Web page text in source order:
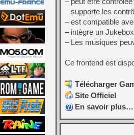
– supporte les
– est compatible
– intègre un
– Les musiques
Ce frontend est
Télécharger
Site Officiel
En savoir plus…